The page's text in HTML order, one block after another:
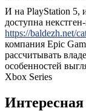
И на PlayStation 5,
доступна
https://baldezh.net/
компания Epic
рассчитывать
особенностей
Xbox Series